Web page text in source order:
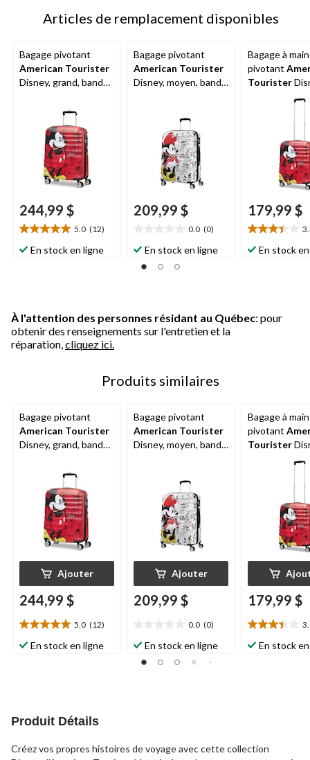
Articles de remplacement disponibles
Bagage pivotant
American Tourister
Disney, grand, bande
244,99 $
5.0 (12)
5.0
étoile(s)
En stock en ligne
Bagage pivotant
American Tourister
Disney, moyen, bande
209,99 $
0.0 (0)
étoile(s)
sur
En stock en ligne
Bagage à main
pivotant
Tourister
bande
179,99 $
3.4
étoile(s)
En stock
À l'attention des personnes résidant au Québec: pour
obtenir des renseignements sur l'entretien et la
réparation, cliquez ici.
Produits similaires
Bagage pivotant
American Tourister
Disney, grand, bande
Ajouter
244,99 $
5.0 (12)
5.0
étoile(s)
En stock en ligne
Bagage pivotant
American Tourister
Disney, moyen, bande
Ajouter
209,99 $
0.0 (0)
étoile(s)
sur
En stock en ligne
Bagage à main
pivotant
Tourister
bande
179,99 $
3.4
étoile(s)
En stock
Produit Détails
Créez vos propres histoires de voyage avec cette collection